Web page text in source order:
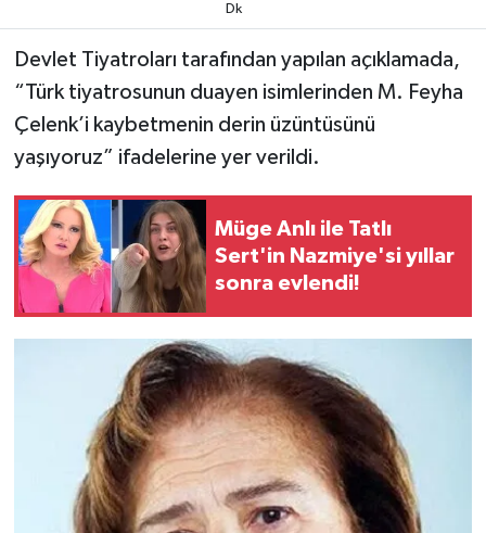
Dk
Devlet Tiyatroları tarafından yapılan açıklamada,
“Türk tiyatrosunun duayen isimlerinden M. Feyha
Çelenk’i kaybetmenin derin üzüntüsünü
yaşıyoruz” ifadelerine yer verildi.
Müge Anlı ile Tatlı
Sert'in Nazmiye'si yıllar
sonra evlendi!